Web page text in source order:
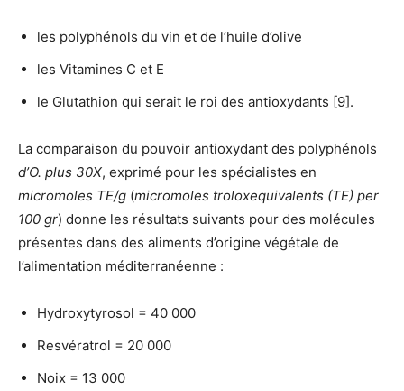
les polyphénols du vin et de l’huile d’olive
les Vitamines C et E
le Glutathion qui serait le roi des antioxydants [9].
La comparaison du pouvoir antioxydant des polyphénols
d’O. plus 30X, exprimé pour les spécialistes en
micromoles TE/g (micromoles troloxequivalents (TE) per
100 gr) donne les résultats suivants pour des molécules
présentes dans des aliments d’origine végétale de
l’alimentation méditerranéenne :
Hydroxytyrosol = 40 000
Resvératrol = 20 000
Noix = 13 000